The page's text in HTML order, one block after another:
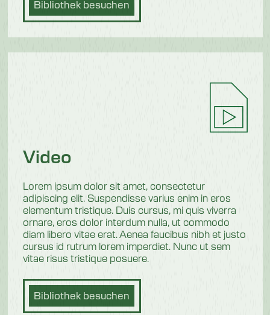
Bibliothek besuchen
Video
Lorem ipsum dolor sit amet, consectetur
adipiscing elit. Suspendisse varius enim in eros
elementum tristique. Duis cursus, mi quis viverra
ornare, eros dolor interdum nulla, ut commodo
diam libero vitae erat. Aenea faucibus nibh et justo
cursus id rutrum lorem imperdiet. Nunc ut sem
vitae risus tristique posuere.
Bibliothek besuchen